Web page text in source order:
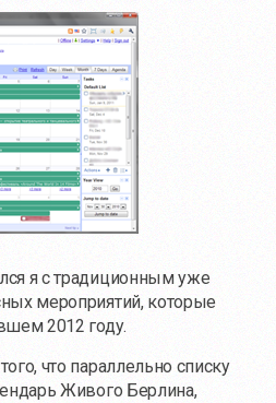
я с традиционным уже
мероприятий, которые
2012 году.
того, что параллельно списку
Живого Берлина,